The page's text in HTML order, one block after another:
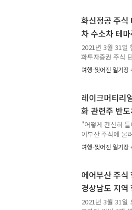
면 이 시각에는
막으로 더 해보
지 이렇게 갈 수
를 맞을 거였어요
화신정공 주식
차 수소차 테
현대차 기아차
2021년 3월 31일
화투자증권 주식
저것 건드리면서
기를 잘 극복하
없다. 글감이 쌓
매 게임으로 쏠렸
매에 최적화되었
원의 하이에나처
한국 주식..
여행-찢어진 일기
레이크머티리
화 관련주 반
매, TMA,
"어떻게 간신히
어부산 주식에 물
속 잘라먹으며 단
요. 여기에 한 번
하지는 못했지만
아왔어요. 한화
화투자증권 주식
화투자증권 주식
여행-찢어진 일기
에어부산 주식
경상남도 지역
도 여행 관련
2021년 3월 31일